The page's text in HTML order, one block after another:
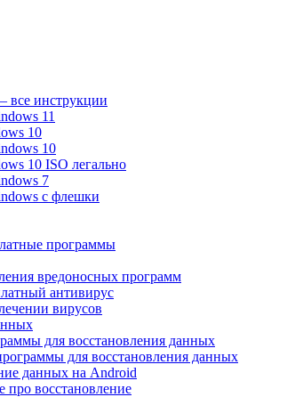
все инструкции
11
10
10
10 ISO легально
7
с флешки
программы
вредоносных программ
антивирус
вирусов
для восстановления данных
для восстановления данных
данных на Android
про восстановление